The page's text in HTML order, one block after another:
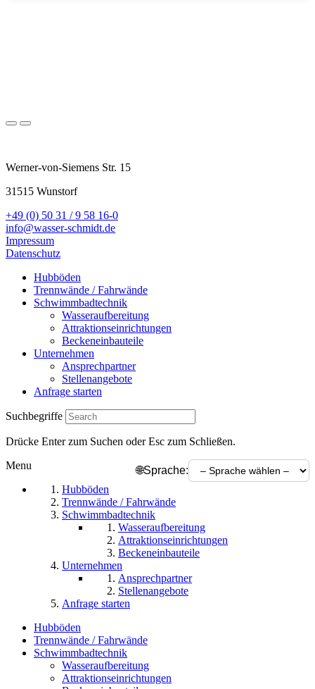
Werner-von-Siemens Str. 15
31515 Wunstorf
+49 (0) 50 31 / 9 58 16-0
info@wasser-schmidt.de
Impressum
Datenschutz
Hubböden
Trennwände / Fahrwände
Schwimmbadtechnik
Wasseraufbereitung
Attraktionseinrichtungen
Beckeneinbauteile
Unternehmen
Ansprechpartner
Stellenangebote
Anfrage starten
Suchbegriffe
Drücke Enter zum Suchen oder Esc zum Schließen.
🌐Sprache:
Menu
Hubböden
Trennwände / Fahrwände
Schwimmbadtechnik
Wasseraufbereitung
Attraktionseinrichtungen
Beckeneinbauteile
Unternehmen
Ansprechpartner
Stellenangebote
Anfrage starten
Hubböden
Trennwände / Fahrwände
Schwimmbadtechnik
Wasseraufbereitung
Attraktionseinrichtungen